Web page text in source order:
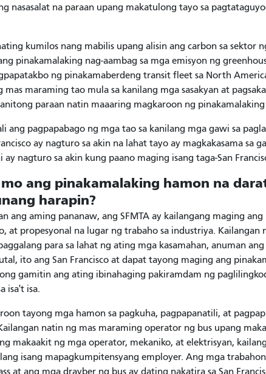
nasasalat na paraan upang makatulong tayo sa
kumilos nang mabilis upang alisin ang carbon sa sektor
pinakamalaking nag-aambag sa mga emisyon ng
ng pinakamaberdeng transit fleet sa North
mas maraming tao mula sa kanilang mga sasakyan at
paraan natin maaaring magkaroon ng
ang pagpapabago ng mga tao sa kanilang mga gawi sa
ay nagturo sa akin na lahat tayo ay magkakasama sa
ay nagturo sa akin kung paano maging isang taga-San
ang pinakamalaking hamon na
harapin?
ang aming pananaw, ang SFMTA ay kailangang maging
at propesyonal na lugar ng trabaho sa industriya. Kailangan
para sa lahat ng ating mga kasamahan, anuman
ito ang San Francisco at dapat tayong maging ang
gamitin ang ating ibinahaging pakiramdam ng
isa't isa.
tayong mga hamon sa pagkuha, pagpapanatili, at
natin ng mas maraming operator ng bus upang
makaakit ng mga operator, mekaniko, at elektrisyan,
isang mapagkumpitensyang employer. Ang mga